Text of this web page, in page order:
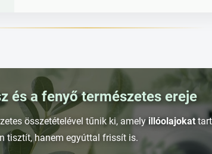
és a fenyő természetes ereje
összetételével tűnik ki, amelyillóolajokat
tisztít, hanem egyúttal frissít is.